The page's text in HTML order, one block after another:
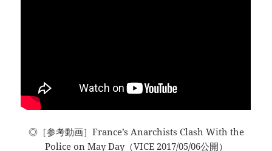
◎［参考動画］France’s Anarchists Clash With the
Police on May Day（VICE 2017/05/06公開）